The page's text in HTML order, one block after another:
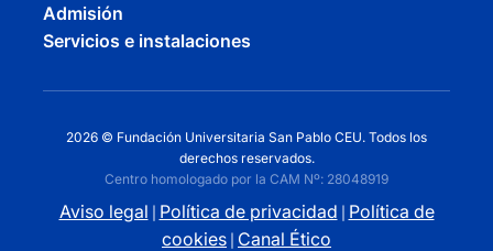
Admisión
Servicios e instalaciones
2026 © Fundación Universitaria San Pablo CEU. Todos los
derechos reservados.
Centro homologado por la CAM Nº: 28048919
Aviso legal Política de privacidad Política de
cookies Canal Ético